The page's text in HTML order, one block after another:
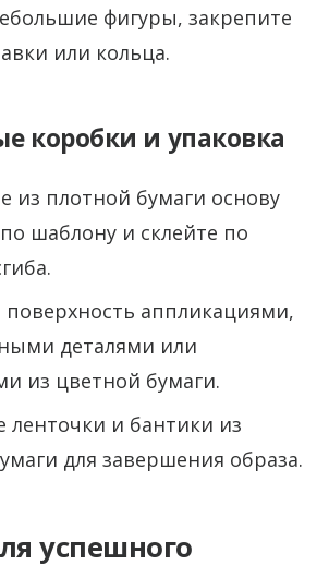
фигуры, закрепите
или кольца.
коробки и упаковка
из плотной бумаги основу
шаблону и склейте по
поверхность аппликациями,
деталями или
из цветной бумаги.
ленточки и бантики из
для завершения образа.
успешного